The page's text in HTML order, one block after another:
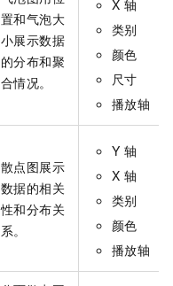
置和气泡大
小展示数据
的分布和聚
合情况。
X 轴
类别
颜色
尺寸
播放轴
散点图展示
数据的相关
性和分布关
系。
Y 轴
X 轴
类别
颜色
播放轴